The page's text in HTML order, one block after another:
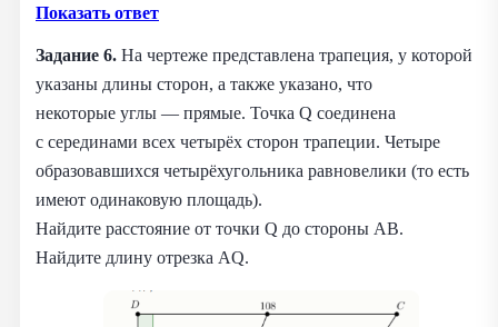
Показать ответ
Задание 6. На чертеже представлена трапеция, у которой
указаны длины сторон, а также указано, что
некоторые углы — прямые. Точка Q соединена
с серединами всех четырёх сторон трапеции. Четыре
образовавшихся четырёхугольника равновелики (то есть
имеют одинаковую площадь).
Найдите расстояние от точки Q до стороны AB.
Найдите длину отрезка AQ.